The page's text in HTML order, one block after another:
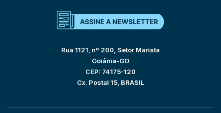
Rua 1121, nº 200, Setor Marista
Goiânia-GO
CEP: 74175-120
Cx. Postal 15, BRASIL